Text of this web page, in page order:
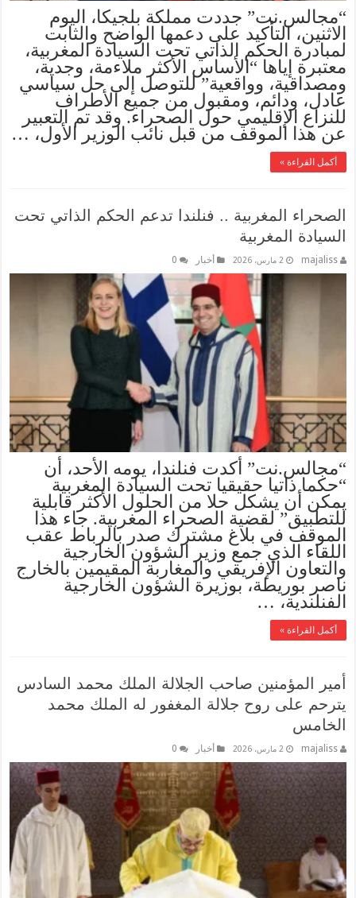
“مجالس.نت” جددت مملكة بلجيكا، اليوم
الاثنين، التأكيد على دعمها الواضح والثابت
لمبادرة الحكم الذاتي تحت السيادة المغربية،
معتبرة إياها “الأساس الأكثر ملاءمة، وجدية،
ومصداقية، وواقعية” للتوصل إلى حل سياسي
عادل، ودائم، ومقبول من جميع الأطراف
للنزاع الإقليمي حول الصحراء. وقد تم التعبير
عن هذا الموقف من قبل نائب الوزير الأول، …
أكمل القراءة »
الصحراء المغربية .. فنلندا تدعم الحكم الذاتي تحت
السيادة المغربية
majaliss 2 مارس، 2026 أخبار 0
“مجالس.نت” أكدت فنلندا، يومه الأحد، أن
“حكما ذاتيا حقيقيا تحت السيادة المغربية
يمكن أن يشكل حلا من الحلول الأكثر قابلية
للتطبيق” لقضية الصحراء المغربية. جاء هذا
الموقف في بلاغ مشترك صدر بالرباط عقب
اللقاء الذي جمع وزير الشؤون الخارجية
والتعاون الإفريقي والمغاربة المقيمين بالخارج
ناصر بوريطة، بوزيرة الشؤون الخارجية
الفنلندية، …
أكمل القراءة »
أمير المؤمنين صاحب الجلالة الملك محمد السادس
يترحم على روح جلالة المغفور له الملك محمد
الخامس
majaliss 2 مارس، 2026 أخبار 0